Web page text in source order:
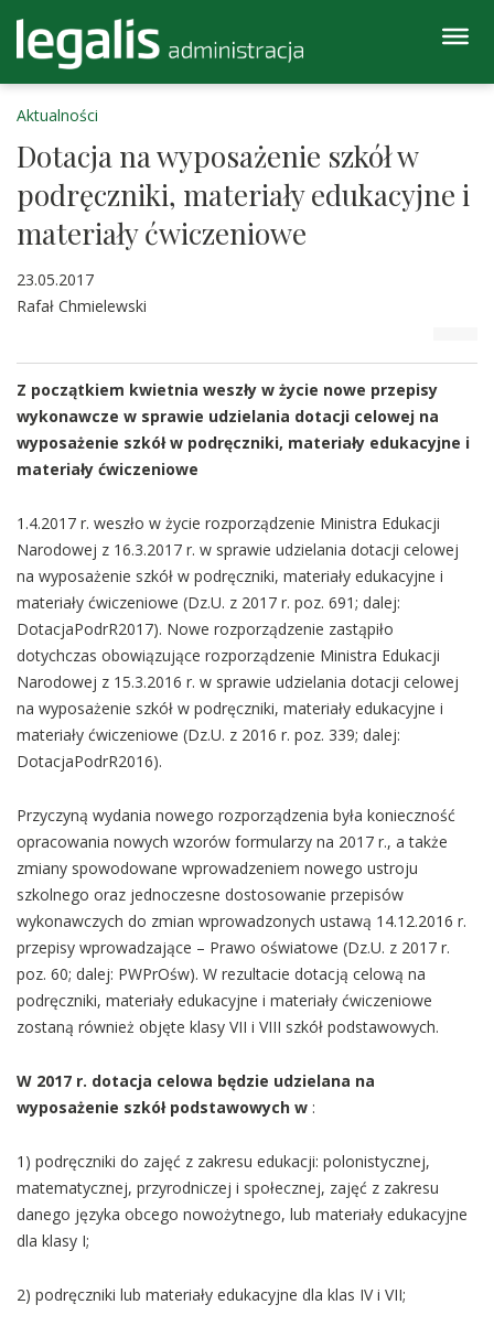
Aktualności
Dotacja na wyposażenie szkół w
podręczniki, materiały edukacyjne i
materiały ćwiczeniowe
23.05.2017
Rafał Chmielewski
Z początkiem kwietnia weszły w życie nowe przepisy
wykonawcze w sprawie udzielania dotacji celowej na
wyposażenie szkół w podręczniki, materiały edukacyjne i
materiały ćwiczeniowe
1.4.2017 r. weszło w życie rozporządzenie Ministra Edukacji
Narodowej z 16.3.2017 r. w sprawie udzielania dotacji celowej
na wyposażenie szkół w podręczniki, materiały edukacyjne i
materiały ćwiczeniowe (Dz.U. z 2017 r. poz. 691; dalej:
DotacjaPodrR2017). Nowe rozporządzenie zastąpiło
dotychczas obowiązujące rozporządzenie Ministra Edukacji
Narodowej z 15.3.2016 r. w sprawie udzielania dotacji celowej
na wyposażenie szkół w podręczniki, materiały edukacyjne i
materiały ćwiczeniowe (Dz.U. z 2016 r. poz. 339; dalej:
DotacjaPodrR2016).
Przyczyną wydania nowego rozporządzenia była konieczność
opracowania nowych wzorów formularzy na 2017 r., a także
zmiany spowodowane wprowadzeniem nowego ustroju
szkolnego oraz jednoczesne dostosowanie przepisów
wykonawczych do zmian wprowadzonych ustawą 14.12.2016 r.
przepisy wprowadzające – Prawo oświatowe (Dz.U. z 2017 r.
poz. 60; dalej: PWPrOśw). W rezultacie dotacją celową na
podręczniki, materiały edukacyjne i materiały ćwiczeniowe
zostaną również objęte klasy VII i VIII szkół podstawowych.
W 2017 r. dotacja celowa będzie udzielana na
wyposażenie szkół podstawowych w :
1) podręczniki do zajęć z zakresu edukacji: polonistycznej,
matematycznej, przyrodniczej i społecznej, zajęć z zakresu
danego języka obcego nowożytnego, lub materiały edukacyjne
dla klasy I;
2) podręczniki lub materiały edukacyjne dla klas IV i VII;